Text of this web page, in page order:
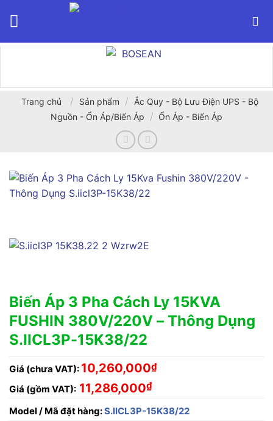
Trang chủ / Sản phẩm /
Ắc Quy - Bộ Lưu Điện UPS - Bộ
Nguồn - Ổn Áp/Biến Áp
/ Ổn Áp - Biến Áp
Biến Áp 3 Pha Cách Ly 15KVA
FUSHIN 380V/220V – Thông Dụng
S.IICL3P-15K38/22
Giá (chưa VAT): 10,260,000₫
Giá (gồm VAT): 11,286,000₫
Model / Mã đặt hàng:S.IICL3P-15K38/22